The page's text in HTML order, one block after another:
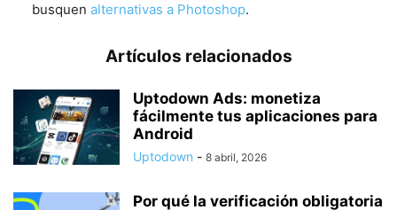
busquen alternativas a Photoshop.
Artículos relacionados
Uptodown Ads: monetiza
fácilmente tus aplicaciones para
Android
Uptodown - 8 abril, 2026
Por qué la verificación obligatoria